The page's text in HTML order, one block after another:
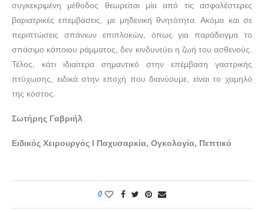
συγκεκριμένη μέθοδος θεωρείται μία από τις ασφαλέστερες
βαριατρικές επεμβάσεις, με μηδενική θνητότητα. Ακόμα και σε
περιπτώσεις σπάνιων επιπλοκών, όπως για παράδειγμα το
σπάσιμο κάποιου ράμματος, δεν κινδυνεύει η ζωή του ασθενούς.
Τέλος, κάτι ιδιαίτερα σημαντικό στην επέμβαση γαστρικής
πτύχωσης, ειδικά στην εποχή που διανύουμε, είναι το χαμηλό
της κόστος.
Σωτήρης Γαβριήλ
Ειδικός Χειρουργός Ι Παχυσαρκία, Ογκολογία, Πεπτικό
0